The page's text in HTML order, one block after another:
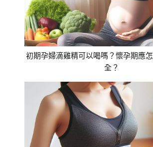
初期孕婦滴雞精可以喝嗎？懷孕期應
全？